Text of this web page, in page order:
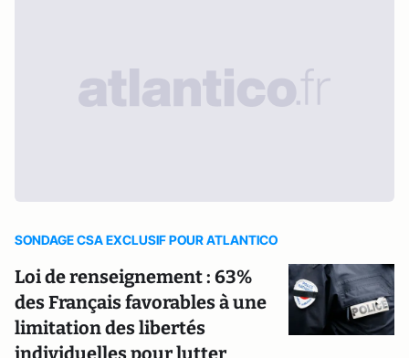
SONDAGE CSA EXCLUSIF POUR ATLANTICO
Loi de renseignement : 63%
des Français favorables à une
limitation des libertés
individuelles pour lutter